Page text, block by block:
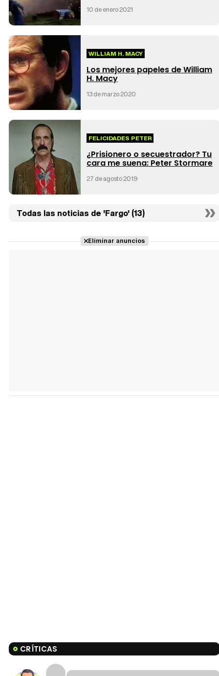
10 de enero 2021
WILLIAM H. MACY
Los mejores papeles de William
H. Macy
13 de marzo 2020
FELICIDADES PETER
¿Prisionero o secuestrador? Tu
cara me suena: Peter Stormare
27 de agosto 2019
Todas las noticias de 'Fargo' (13)
Eliminar anuncios
CRÍTICAS